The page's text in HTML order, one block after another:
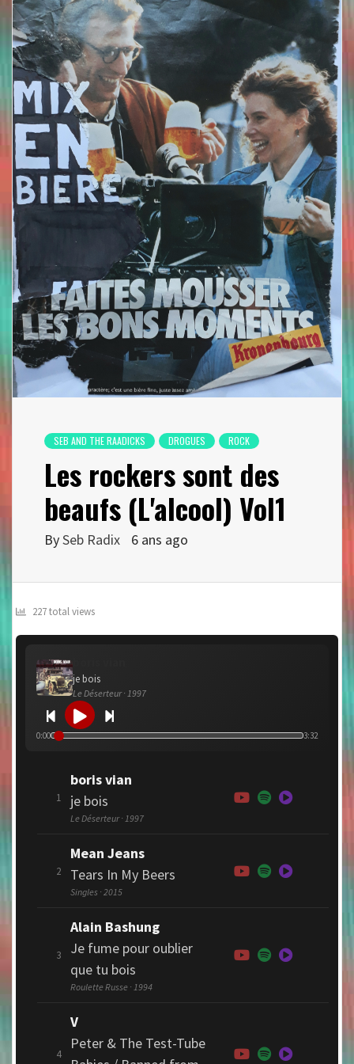
SEB AND THE RAADICKS DROGUES ROCK
Les rockers sont des
beaufs (L'alcool) Vol1
BySeb Radix 6 ans ago
227 total views
je bois
Le Déserteur · 1997
0:00 3:32
1
boris vian
je bois
Le Déserteur · 1997
2
Mean Jeans
Tears In My Beers
Singles · 2015
3
Alain Bashung
Je fume pour oublier
que tu bois
Roulette Russe · 1994
4
V
Peter & The Test-Tube